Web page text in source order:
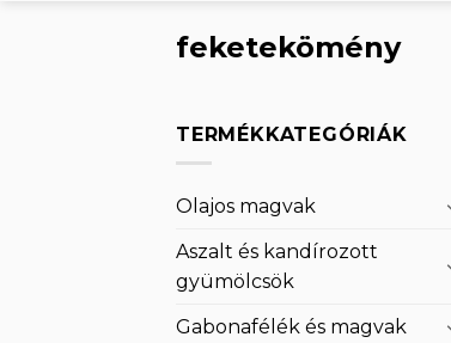
feketekömény
TERMÉKKATEGÓRIÁK
Olajos magvak
Aszalt és kandírozott
gyümölcsök
Gabonafélék és magvak